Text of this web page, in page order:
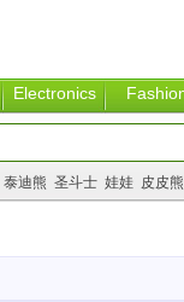
Electronics
泰迪熊 圣斗士 娃娃 皮皮熊